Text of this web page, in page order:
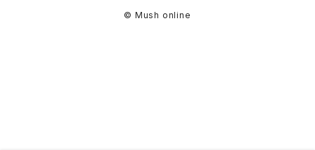
© Mush online